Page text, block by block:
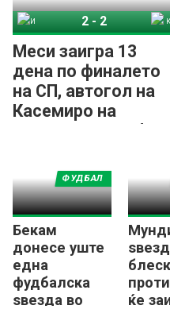
Меси заигра 13
дена по финалето
на СП, автогол на
Касемиро на
домашното деби
2-2
Бекам
донесе уште
една
фудбалска
ѕвезда во
ФУДБАЛ
ќе